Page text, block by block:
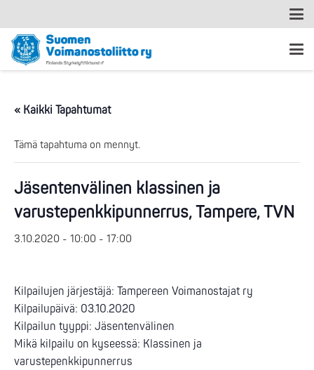
« Kaikki Tapahtumat
Tämä tapahtuma on mennyt.
Jäsentenvälinen klassinen ja
varustepenkkipunnerrus, Tampere, TVN
3.10.2020 - 10:00 - 17:00
Kilpailujen järjestäjä: Tampereen Voimanostajat ry
Kilpailupäivä: 03.10.2020
Kilpailun tyyppi: Jäsentenvälinen
Mikä kilpailu on kyseessä: Klassinen ja
varustepenkkipunnerrus